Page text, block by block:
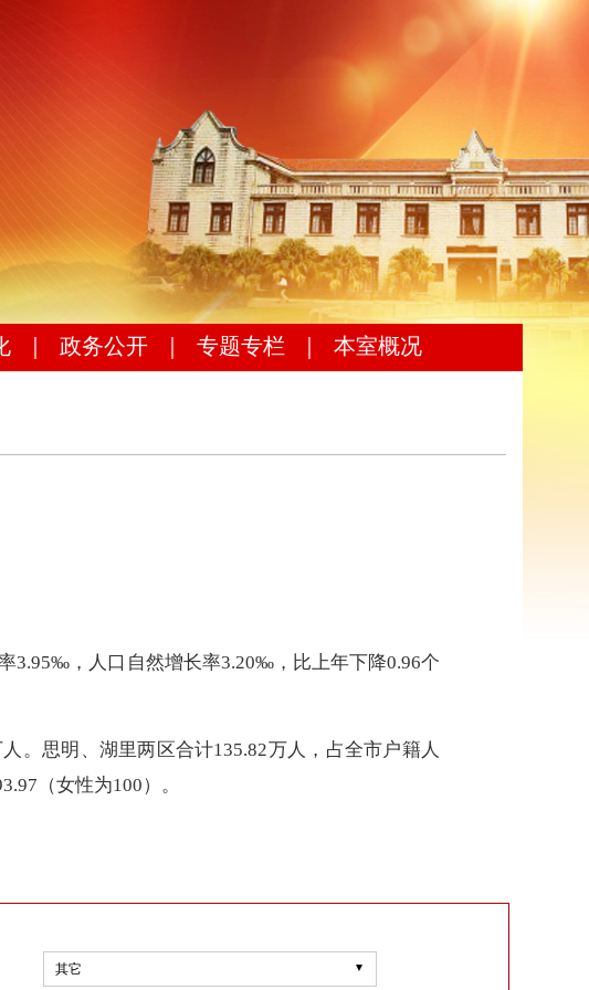
政务公开 专题专栏 本室概况
3.95‰，人口自然增长率3.20‰，比上年下降0.96个
思明、湖里两区合计135.82万人，占全市户籍人
（女性为100）。
其它